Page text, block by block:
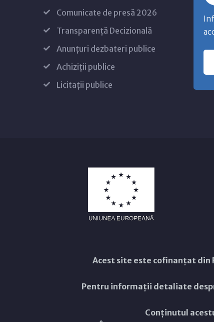
Comunicate de presă 2026
Transparență Decizională
Anunțuri dezbateri publice
Achiziții publice
Licitații publice
Acest site este cofinanțat din
Pentru informații detaliate
Conținutul